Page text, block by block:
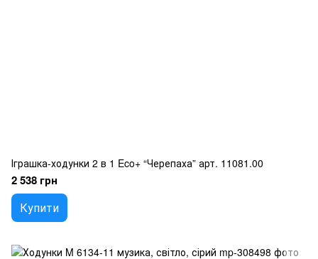
Іграшка-ходунки 2 в 1 Eco+ “Черепаха” арт. 11081.00
2 538 грн
Купити